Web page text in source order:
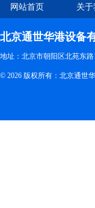
网站首页 关
北京通世华港设备
地址：北京市朝阳区北苑东路
© 2026 版权所有：北京通世